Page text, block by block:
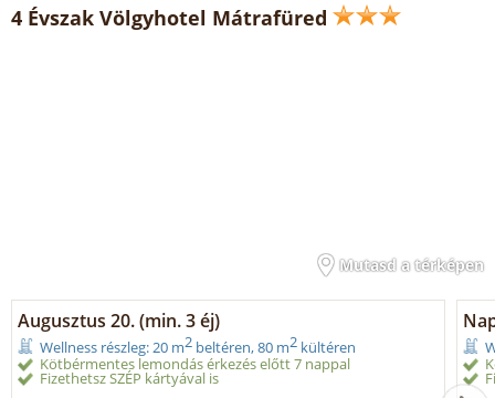
4 Évszak Völgyhotel Mátrafüred
Mutasd a térképen
Augusztus 20. (min. 3 éj)
Wellness részleg: 20 m2 beltéren, 80 m2 kültéren
Kötbérmentes lemondás érkezés előtt 7 nappal
Fizethetsz SZÉP kártyával is